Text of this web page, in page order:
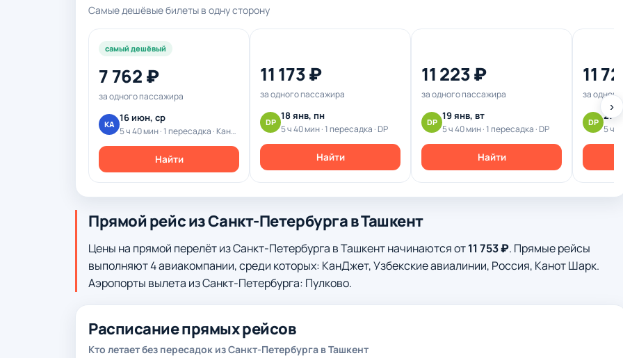
Самые дешёвые билеты в одну сторону
›
самый дешёвый
7 762 ₽
за одного пассажира
КА
16 июн, ср
5 ч 40 мин · 1 пересадка · Канот Шарк
Найти
11 173 ₽
за одного пассажира
DP
18 янв, пн
5 ч 40 мин · 1 пересадка · DP
Найти
11 223 ₽
за одного пассажира
DP
19 янв, вт
5 ч 40 мин · 1 пересадка · DP
Найти
11
за одного
DP
27
5 ч
Прямой рейс из Санкт-Петербурга в Ташкент
Цены на прямой перелёт из Санкт-Петербурга в Ташкент начинаются от11 753 ₽. Прямые рейсы
выполняют 4 авиакомпании, среди которых: КанДжет, Узбекские авиалинии, Россия, Канот Шарк.
Аэропорты вылета из Санкт-Петербурга: Пулково.
Расписание прямых рейсов
Кто летает без пересадок из Санкт-Петербурга в Ташкент